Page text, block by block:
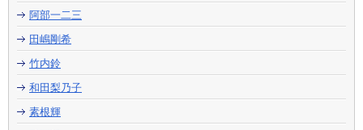
阿部一二三
田嶋剛希
竹内鈴
和田梨乃子
素根輝